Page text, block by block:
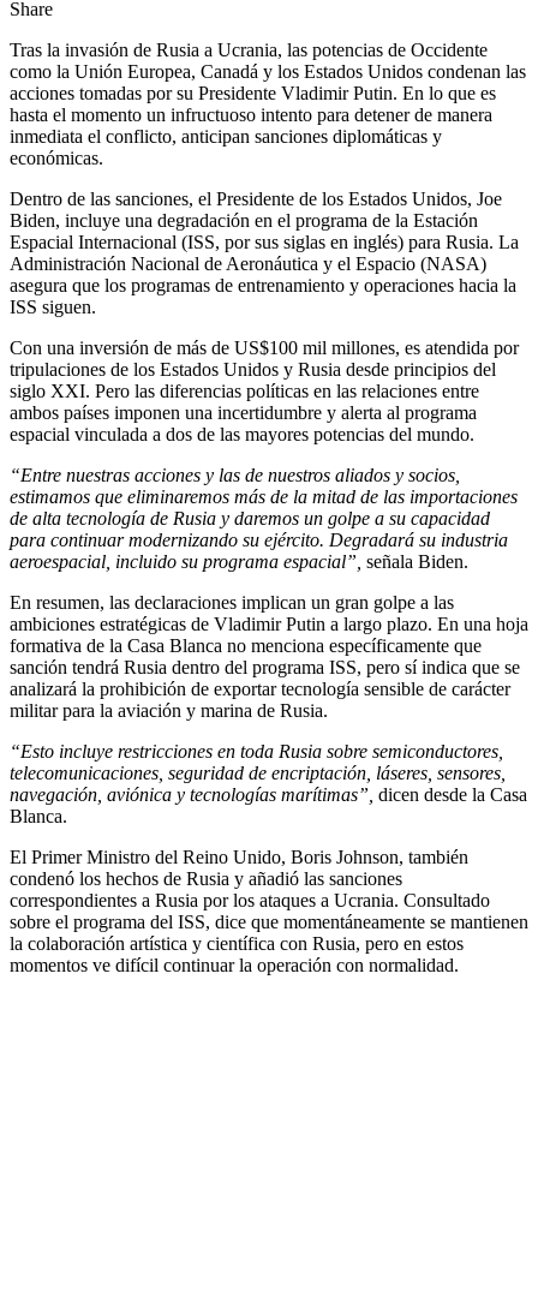
Share
Tras la invasión de Rusia a Ucrania, las potencias de Occidente
como la Unión Europea, Canadá y los Estados Unidos condenan las
acciones tomadas por su Presidente Vladimir Putin. En lo que es
hasta el momento un infructuoso intento para detener de manera
inmediata el conflicto, anticipan sanciones diplomáticas y
económicas.
Dentro de las sanciones, el Presidente de los Estados Unidos, Joe
Biden, incluye una degradación en el programa de la Estación
Espacial Internacional (ISS, por sus siglas en inglés) para Rusia. La
Administración Nacional de Aeronáutica y el Espacio (NASA)
asegura que los programas de entrenamiento y operaciones hacia la
ISS siguen.
Con una inversión de más de US$100 mil millones, es atendida por
tripulaciones de los Estados Unidos y Rusia desde principios del
siglo XXI. Pero las diferencias políticas en las relaciones entre
ambos países imponen una incertidumbre y alerta al programa
espacial vinculada a dos de las mayores potencias del mundo.
“Entre nuestras acciones y las de nuestros aliados y socios,
estimamos que eliminaremos más de la mitad de las importaciones
de alta tecnología de Rusia y daremos un golpe a su capacidad
para continuar modernizando su ejército. Degradará su industria
aeroespacial, incluido su programa espacial”, señala Biden.
En resumen, las declaraciones implican un gran golpe a las
ambiciones estratégicas de Vladimir Putin a largo plazo. En una hoja
formativa de la Casa Blanca no menciona específicamente que
sanción tendrá Rusia dentro del programa ISS, pero sí indica que se
analizará la prohibición de exportar tecnología sensible de carácter
militar para la aviación y marina de Rusia.
“Esto incluye restricciones en toda Rusia sobre semiconductores,
telecomunicaciones, seguridad de encriptación, láseres, sensores,
navegación, aviónica y tecnologías marítimas”, dicen desde la Casa
Blanca.
El Primer Ministro del Reino Unido, Boris Johnson, también
condenó los hechos de Rusia y añadió las sanciones
correspondientes a Rusia por los ataques a Ucrania. Consultado
sobre el programa del ISS, dice que momentáneamente se mantienen
la colaboración artística y científica con Rusia, pero en estos
momentos ve difícil continuar la operación con normalidad.